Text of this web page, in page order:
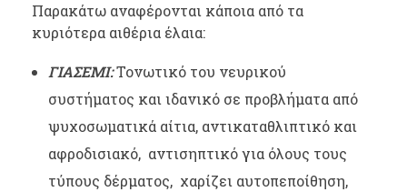
Παρακάτω αναφέρονται κάποια από τα
κυριότερα αιθέρια έλαια:
ΓΙΑΣΕΜΙ:Τονωτικό του νευρικού
συστήματος και ιδανικό σε προβλήματα από
ψυχοσωματικά αίτια, αντικαταθλιπτικό και
αφροδισιακό, αντισηπτικό για όλους τους
τύπους δέρματος, χαρίζει αυτοπεποίθηση,